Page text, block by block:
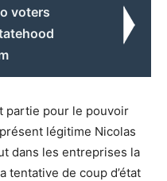
voters
partie pour le pouvoir
légitime Nicolas
dans les entreprises la
tentative de coup d’état